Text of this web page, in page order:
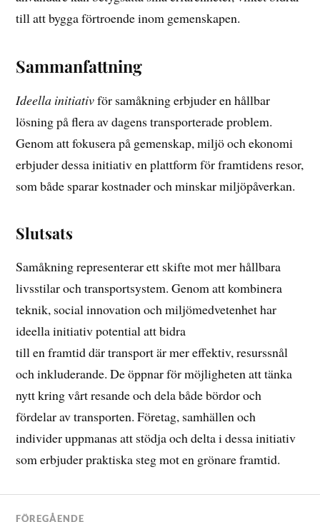
till att bygga förtroende inom gemenskapen.
Sammanfattning
Ideella initiativför samåkning erbjuder en hållbar
lösning på flera av dagens transporterade problem.
Genom att fokusera på gemenskap, miljö och ekonomi
erbjuder dessa initiativ en plattform för framtidens resor,
som både sparar kostnader och minskar miljöpåverkan.
Slutsats
Samåkning representerar ett skifte mot mer hållbara
livsstilar och transportsystem. Genom att kombinera
teknik, social innovation och miljömedvetenhet har
ideella initiativ potential att bidra
till en framtid där transport är mer effektiv, resurssnål
och inkluderande. De öppnar för möjligheten att tänka
nytt kring vårt resande och dela både bördor och
fördelar av transporten. Företag, samhällen och
individer uppmanas att stödja och delta i dessa initiativ
som erbjuder praktiska steg mot en grönare framtid.
FÖREGÅENDE